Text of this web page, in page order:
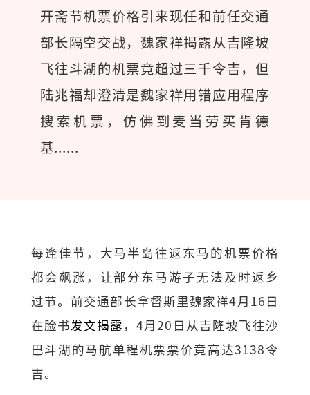
开斋节机票价格引来现任和前任交通
部长隔空交战，魏家祥揭露从吉隆坡
飞往斗湖的机票竟超过三千令吉，但
陆兆福却澄清是魏家祥用错应用程序
搜索机票，仿佛到麦当劳买肯德
基......
每逢佳节，大马半岛往返东马的机票价格
都会飙涨，让部分东马游子无法及时返乡
过节。前交通部长拿督斯里魏家祥4月16日
在脸书发文揭露 ，4月20日从吉隆坡飞往沙
巴斗湖的马航单程机票票价竟高达3138令
吉。